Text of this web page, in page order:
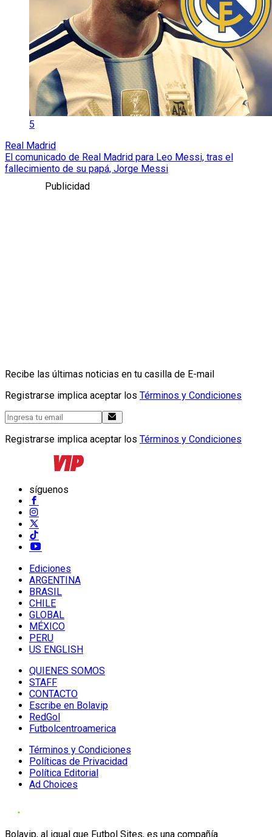
5
Real Madrid
El comunicado de Real Madrid para Leo Messi, tras el
fallecimiento de su papá, Jorge Messi
Publicidad
Recibe las últimas noticias en tu casilla de E-mail
Registrarse implica aceptar los Términos y Condiciones
Registrarse implica aceptar los Términos y Condiciones
síguenos
Ediciones
ARGENTINA
BRASIL
CHILE
GLOBAL
MÉXICO
PERU
US ENGLISH
QUIENES SOMOS
STAFF
CONTACTO
Escribe en Bolavip
RedGol
Futbolcentroamerica
Términos y Condiciones
Políticas de Privacidad
Política Editorial
Ad Choices
Bolavip, al igual que Futbol Sites, es una compañía